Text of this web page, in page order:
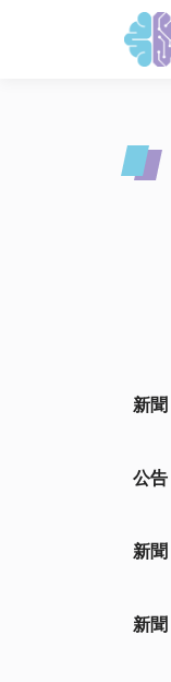
新聞
公告
新聞
新聞